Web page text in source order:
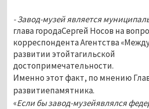
- Завод-музей является
глава городаСергей Носов на
корреспондента Агентства
развитии этойтагильской
достопримечательности.
Именно этот факт, по мнению
развитиепамятника.
«Если бы завод-музейявлялся